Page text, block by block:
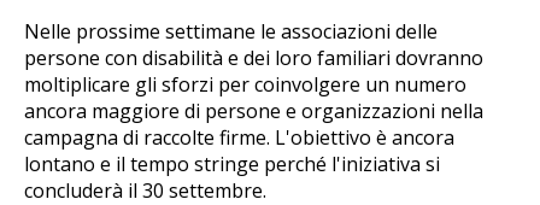
Nelle prossime settimane le associazioni delle
persone con disabilità e dei loro familiari dovranno
moltiplicare gli sforzi per coinvolgere un numero
ancora maggiore di persone e organizzazioni nella
campagna di raccolte firme. L'obiettivo è ancora
lontano e il tempo stringe perché l'iniziativa si
concluderà il 30 settembre.